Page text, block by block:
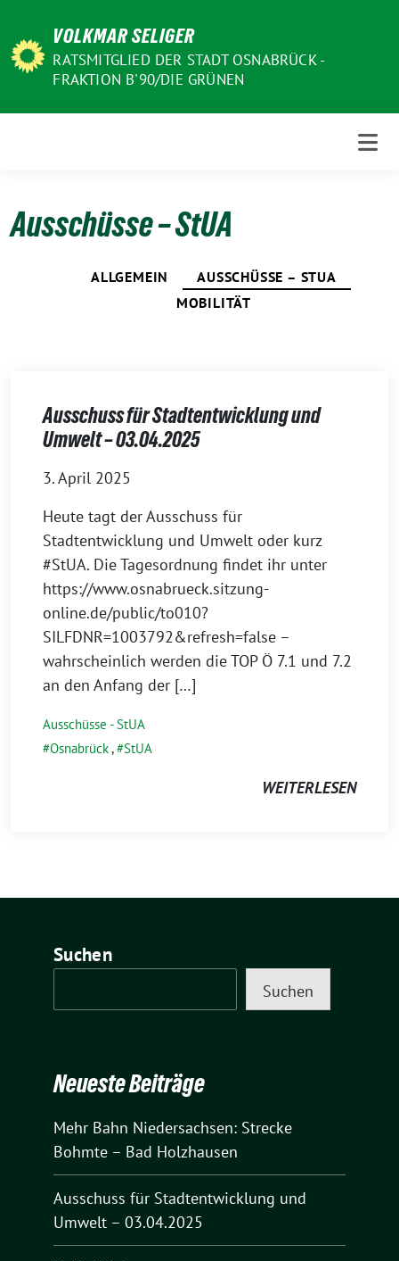
zum
Inhalt
VOLKMAR SELIGER
RATSMITGLIED DER STADT OSNABRÜCK -
FRAKTION B'90/DIE GRÜNEN
Ausschüsse – StUA
ALLGEMEIN
AUSSCHÜSSE – STUA
MOBILITÄT
Ausschuss für Stadtentwicklung und
Umwelt – 03.04.2025
3. April 2025
Heute tagt der Ausschuss für
Stadtentwicklung und Umwelt oder kurz
#StUA. Die Tagesordnung findet ihr unter
https://www.osnabrueck.sitzung-
online.de/public/to010?
SILFDNR=1003792&refresh=false –
wahrscheinlich werden die TOP Ö 7.1 und 7.2
an den Anfang der […]
Ausschüsse - StUA
Osnabrück, StUA
WEITERLESEN
Suchen
Suchen
Neueste Beiträge
Mehr Bahn Niedersachsen: Strecke
Bohmte – Bad Holzhausen
Ausschuss für Stadtentwicklung und
Umwelt – 03.04.2025